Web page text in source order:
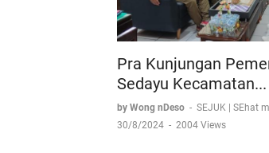
Pra Kunjungan
Sedayu Kecamatan...
by Wong nDeso - SEJUK | SEhat
30/8/2024 - 2004 Views